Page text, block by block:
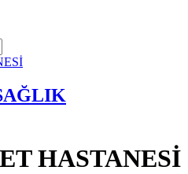
HASTANESİ